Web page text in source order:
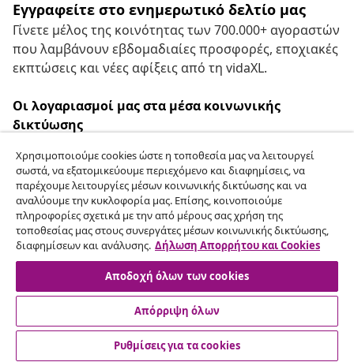
Εγγραφείτε στο ενημερωτικό δελτίο μας
Γίνετε μέλος της κοινότητας των 700.000+ αγοραστών
που λαμβάνουν εβδομαδιαίες προσφορές, εποχιακές
εκπτώσεις και νέες αφίξεις από τη vidaXL.
Οι λογαριασμοί μας στα μέσα κοινωνικής
δικτύωσης
Υπαναχώρηση από τη σύμβαση
Υποβάλετε αίτημα υπαναχώρησης για την
παραγγελία σας.
Υπαναχώρηση από τη σύμβαση
Εξυπηρέτηση πελατών
Χρησιμοποιούμε cookies ώστε η τοποθεσία μας να λειτουργεί
σωστά, να εξατομικεύουμε περιεχόμενο και διαφημίσεις, να
παρέχουμε λειτουργίες μέσων κοινωνικής δικτύωσης και να
αναλύουμε την κυκλοφορία μας. Επίσης, κοινοποιούμε
πληροφορίες σχετικά με την από μέρους σας χρήση της
τοποθεσίας μας στους συνεργάτες μέσων κοινωνικής δικτύωσης,
διαφημίσεων και ανάλυσης. Δήλωση Απορρήτου και Cookies
Αποδοχή όλων των cookies
Απόρριψη όλων
Ρυθμίσεις για τα cookies